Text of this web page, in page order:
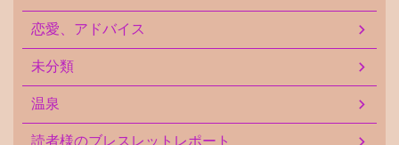
恋愛、アドバイス
未分類
温泉
読者様のブレスレットレポート